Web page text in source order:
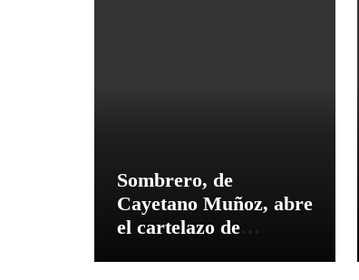
Sombrero, de
Cayetano Muñoz, abre
el cartelazo de